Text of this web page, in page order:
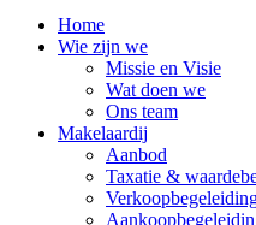
Home
Wie zijn we
Missie en Visie
Wat doen we
Ons team
Makelaardij
Aanbod
Taxatie &